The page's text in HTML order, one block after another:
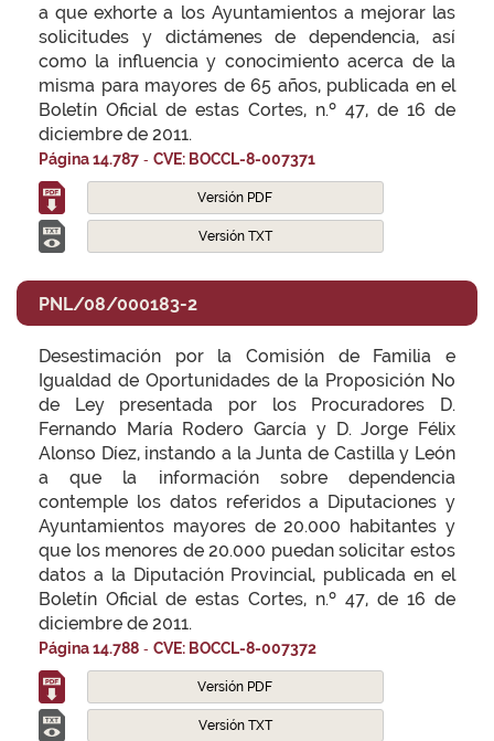
a que exhorte a los Ayuntamientos a mejorar las
solicitudes y dictámenes de dependencia, así
como la influencia y conocimiento acerca de la
misma para mayores de 65 años, publicada en el
Boletín Oficial de estas Cortes, n.º 47, de 16 de
diciembre de 2011.
Página 14.787 - CVE: BOCCL-8-007371
Versión PDF
Versión TXT
PNL/08/000183-2
Desestimación por la Comisión de Familia e
Igualdad de Oportunidades de la Proposición No
de Ley presentada por los Procuradores D.
Fernando María Rodero García y D. Jorge Félix
Alonso Díez, instando a la Junta de Castilla y León
a que la información sobre dependencia
contemple los datos referidos a Diputaciones y
Ayuntamientos mayores de 20.000 habitantes y
que los menores de 20.000 puedan solicitar estos
datos a la Diputación Provincial, publicada en el
Boletín Oficial de estas Cortes, n.º 47, de 16 de
diciembre de 2011.
Página 14.788 - CVE: BOCCL-8-007372
Versión PDF
Versión TXT